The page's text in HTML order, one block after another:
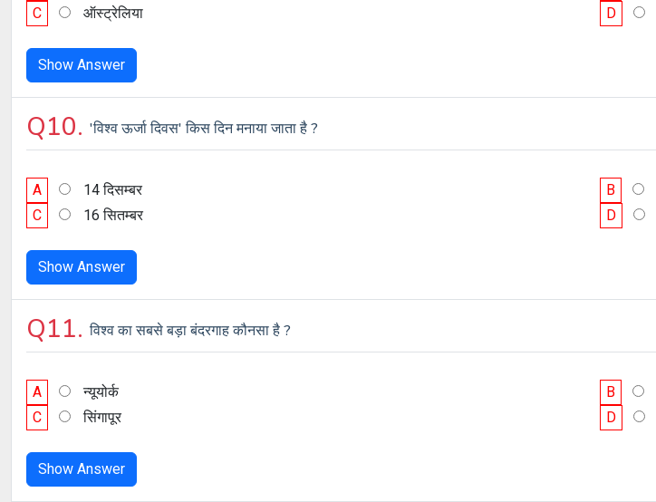
C
ऑस्ट्रेलिया D
Show Answer
Q10. 'विश्व ऊर्जा दिवस' किस दिन मनाया जाता है ?
A 14 दिसम्बर B
C
16 सितम्बर D
Show Answer
Q11.विश्व का सबसे बड़ा बंदरगाह कौनसा है ?
A न्यूयोर्क B
C
सिंगापूर D
Show Answer